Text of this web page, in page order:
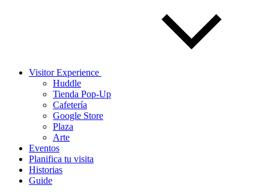
Visitor Experience
Huddle
Tienda Pop-Up
Cafetería
Google Store
Plaza
Arte
Eventos
Planifica tu visita
Historias
Guide